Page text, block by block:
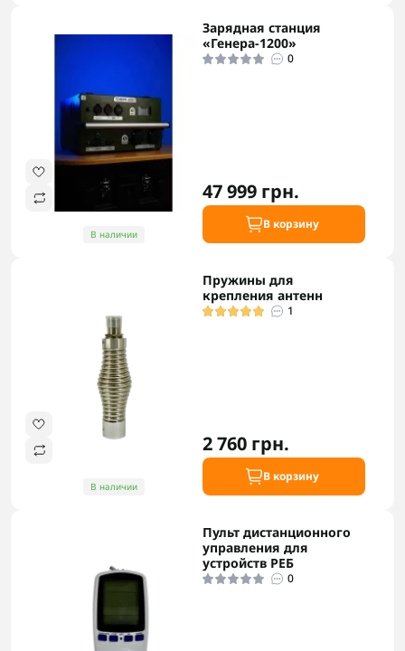
В наличии
Зарядная станция
«Генера-1200»
0
47 999 грн.
В корзину
В наличии
Пружины для
крепления антенн
1
2 760 грн.
В корзину
Пульт дистанционного
управления для
устройств РЕБ
0